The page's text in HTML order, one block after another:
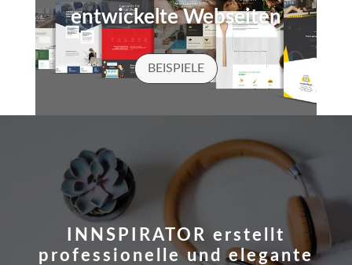
entwickelte Webseiten
BEISPIELE
INNSPIRATOR erstellt
professionelle und elegante